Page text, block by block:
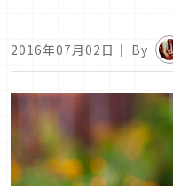
2016年07月02日 ｜ By